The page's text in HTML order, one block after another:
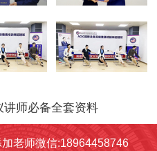
师必备全套资料
加老师微信:18964458746